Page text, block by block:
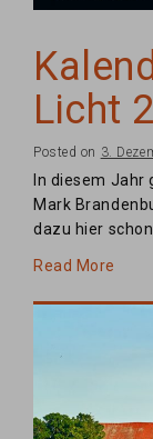
Licht
Posted on 3.
In diesem Jahr
Mark
dazu hier
Read More